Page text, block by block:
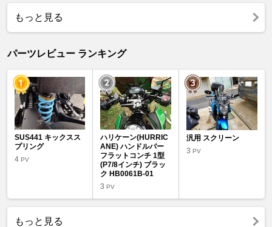
もっと見る
パーツレビュー ランキング
SUS441 キックスス
プリング
4 PV
ハリケーン(HURRIC
ANE) ハンドルバー
フラットコンチ 1型
(P7/8インチ) ブラッ
ク HB0061B-01
3PV
汎用 スクリーン
3 PV
もっと見る